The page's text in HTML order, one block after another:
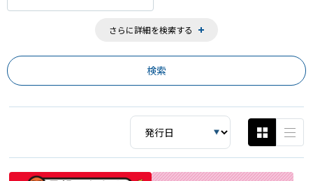
さらに詳細を検索する